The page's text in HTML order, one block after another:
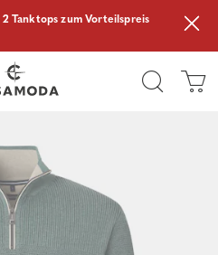
2 Tanktops zum Vorteilspreis